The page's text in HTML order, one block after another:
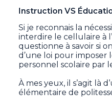
Instruction VS
Si je reconnais la
interdire le cellulaire à
questionne à savoir si
d’une loi pour imposer
personnel scolaire par
À mes yeux, il s’agit là
élémentaire de